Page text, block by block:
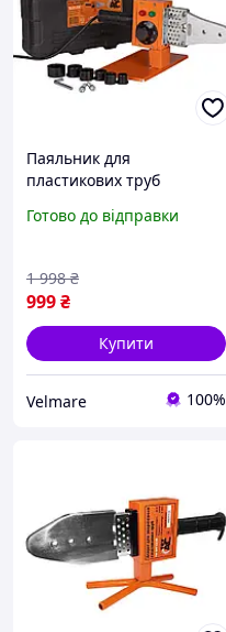
Паяльник для
пластикових труб
Tex.AC ТА-01-700 : 600 Вт,
зварювання полімерних
труб VER26
Готово до відправки
999₴
1 998 ₴
Купити
Velmare 100%